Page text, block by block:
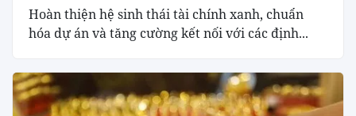
Hoàn thiện hệ sinh thái tài chính xanh, chuẩn
hóa dự án và tăng cường kết nối với các định...